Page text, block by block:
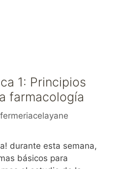
1: Principios
farmacología
durante esta semana,
básicos para